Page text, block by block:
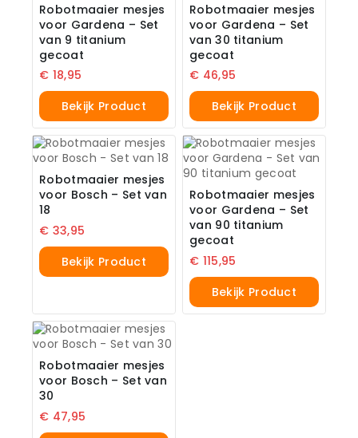
Robotmaaier mesjes
voor Gardena – Set
van 9 titanium
gecoat
€ 18,95
Bekijk Product
Robotmaaier mesjes
voor Gardena – Set
van 30 titanium
gecoat
€ 46,95
Bekijk Product
Robotmaaier mesjes
voor Bosch – Set van
18
€ 33,95
Bekijk Product
Robotmaaier mesjes
voor Gardena – Set
van 90 titanium
gecoat
€ 115,95
Bekijk Product
Robotmaaier mesjes
voor Bosch – Set van
30
€ 47,95